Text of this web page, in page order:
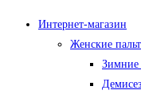
Интернет-магазин
Женские
Зимние